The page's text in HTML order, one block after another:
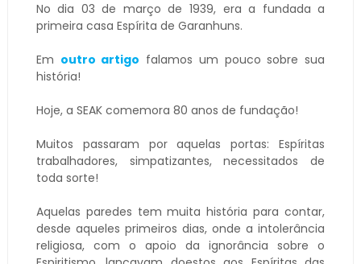
No dia 03 de março de 1939, era a fundada a
primeira casa Espírita de Garanhuns.
Em outro artigo falamos um pouco sobre sua
história!
Hoje, a SEAK comemora 80 anos de fundação!
Muitos passaram por aquelas portas: Espíritas
trabalhadores, simpatizantes, necessitados de
toda sorte!
Aquelas paredes tem muita história para contar,
desde aqueles primeiros dias, onde a intolerância
religiosa, com o apoio da ignorância sobre o